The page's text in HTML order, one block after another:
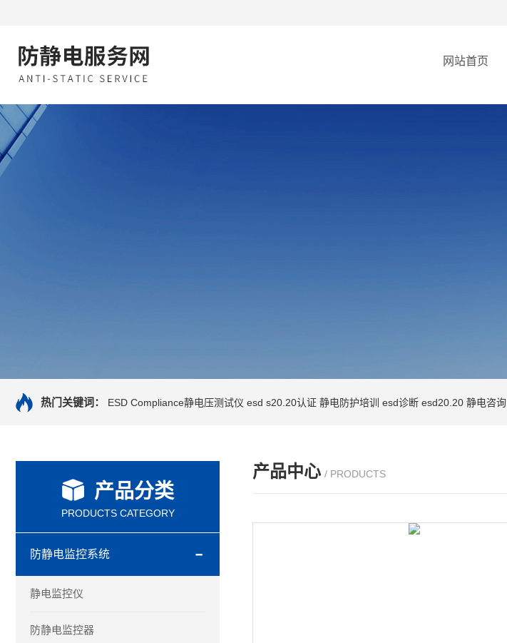
网站首页
热门关键词： ESD Compliance静电压测试仪 esd s20.20认证 静电防护培训 esd诊断 esd20.20 静电咨询
产品分类
PRODUCTS CATEGORY
防静电监控系统
静电监控仪
防静电监控器
产品中心 / PRODUCTS